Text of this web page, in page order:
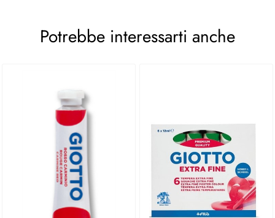
Potrebbe interessarti anche